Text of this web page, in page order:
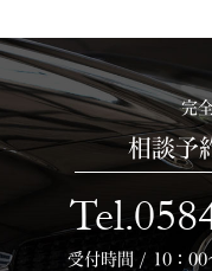
完
相談予
受付時間 / 10：00